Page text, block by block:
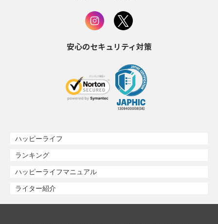
安心のセキュリティ対策
ハッピーライフ
ランキング
ハッピーライフマニュアル
ライター紹介